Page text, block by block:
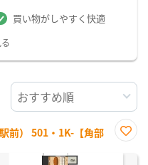
買い物がしやすく快適
前） 501・1K-【角部
に入